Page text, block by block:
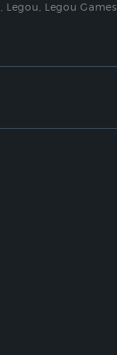
Legou Legou Games